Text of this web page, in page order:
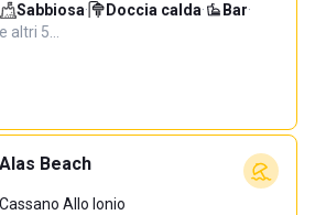
Sabbiosa· Doccia calda· Bar·
e altri 5…
Alas Beach
Cassano Allo Ionio